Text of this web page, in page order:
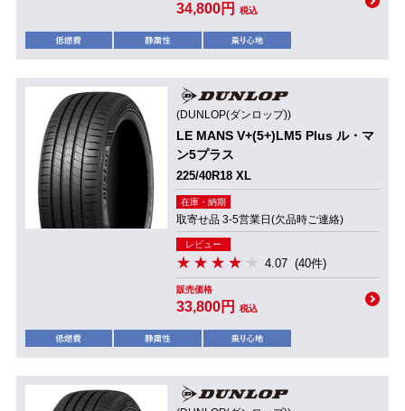
34,800円 税込
(DUNLOP(ダンロップ))
LE MANS V+(5+)LM5 Plus ル・マ
ン5プラス
225/40R18 XL
在庫・納期
取寄せ品 3-5営業日(欠品時ご連絡)
レビュー
4.07 (40件)
販売価格
33,800円 税込